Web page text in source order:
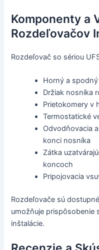
Komponenty a
Rozdeľovačov
Rozdeľovač so sériou
Horný a
Držiak nosníka
Prietokomery v
Termostatické
Odvodňovacia
konci nosníka
Zátka
koncoch
Pripojovacia
Rozdeľovače sú
umožňuje prispôsobenie
inštalácie.